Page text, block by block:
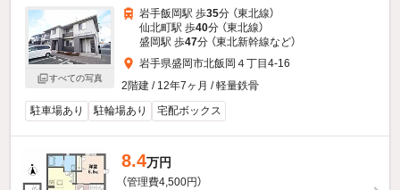
すべての写真
岩手飯岡駅 歩35分 （東北線）
仙北町駅 歩40分 （東北線）
盛岡駅 歩47分 （東北新幹線など）
岩手県盛岡市北飯岡４丁目4-16
2階建 / 12年7ヶ月 / 軽量鉄骨
駐車場あり
駐輪場あり 宅配ボックス
8.4万円
（管理費4,500円）